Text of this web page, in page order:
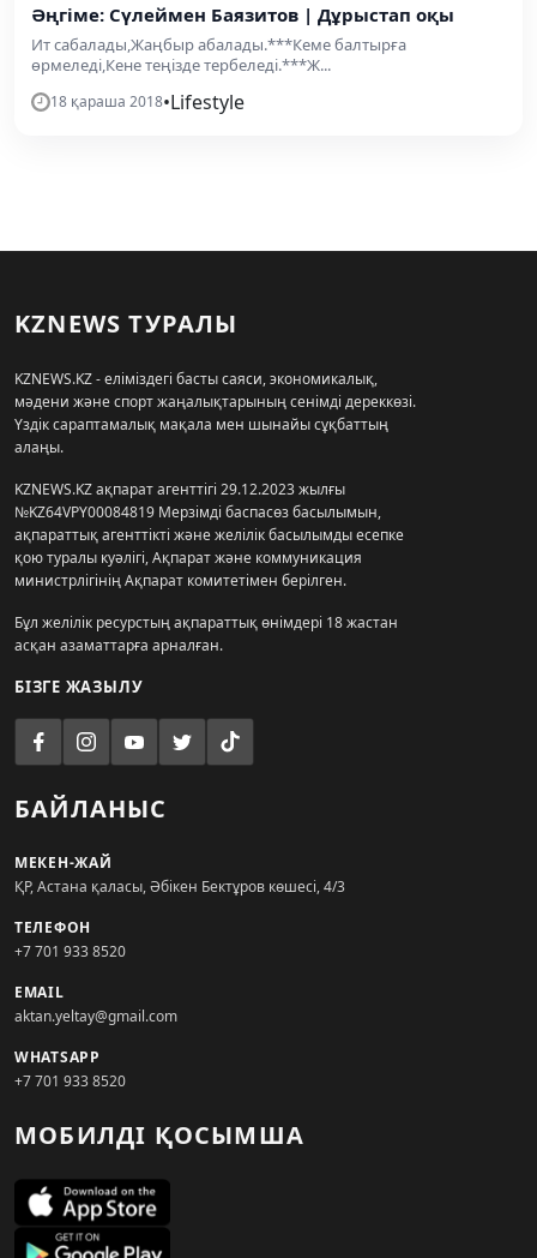
Әңгіме: Сүлеймен Баязитов | Дұрыстап оқы
Ит сабалады,Жаңбыр абалады.***Кеме балтырға
өрмеледі,Кене теңізде тербеледі.***Ж...
18 қараша 2018•Lifestyle
KZNEWS ТУРАЛЫ
KZNEWS.KZ - еліміздегі басты саяси, экономикалық,
мәдени және спорт жаңалықтарының сенімді дереккөзі.
Үздік сараптамалық мақала мен шынайы сұқбаттың
алаңы.
KZNEWS.KZ ақпарат агенттігі 29.12.2023 жылғы
№KZ64VPY00084819 Мерзімді баспасөз басылымын,
ақпараттық агенттікті және желілік басылымды есепке
қою туралы куәлігі, Ақпарат және коммуникация
министрлігінің Ақпарат комитетімен берілген.
Бұл желілік ресурстың ақпараттық өнімдері 18 жастан
асқан азаматтарға арналған.
БІЗГЕ ЖАЗЫЛУ
БАЙЛАНЫС
МЕКЕН-ЖАЙ
ҚР, Астана қаласы, Әбікен Бектұров көшесі, 4/3
ТЕЛЕФОН
+7 701 933 8520
EMAIL
aktan.yeltay@gmail.com
WHATSAPP
+7 701 933 8520
МОБИЛДІ ҚОСЫМША